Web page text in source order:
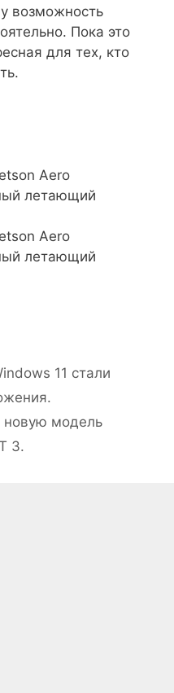
возможность
Пока это
для тех, кто
11 стали
новую модель
3.